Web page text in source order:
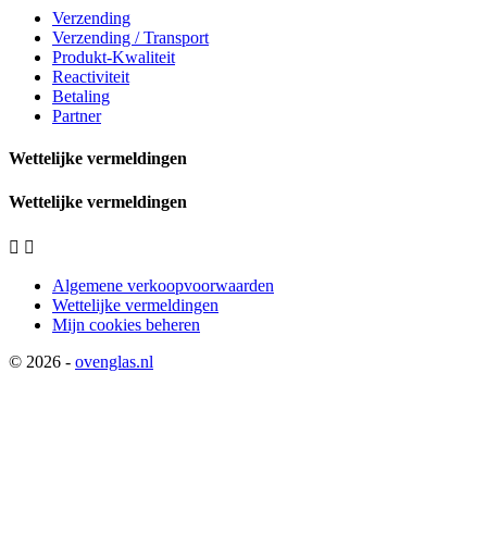
Verzending
Verzending / Transport
Produkt-Kwaliteit
Reactiviteit
Betaling
Partner
Wettelijke vermeldingen
Wettelijke vermeldingen
 
Algemene verkoopvoorwaarden
Wettelijke vermeldingen
Mijn cookies beheren
© 2026 - ovenglas.nl